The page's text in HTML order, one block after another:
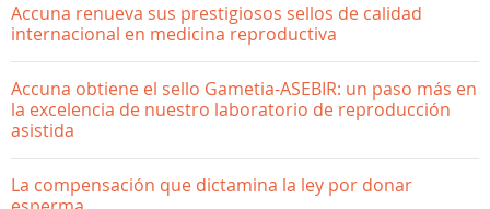
Accuna renueva sus prestigiosos sellos de calidad
internacional en medicina reproductiva
Accuna obtiene el sello Gametia-ASEBIR: un paso más en
la excelencia de nuestro laboratorio de reproducción
asistida
La compensación que dictamina la ley por donar